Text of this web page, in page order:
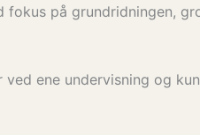
fokus på grundridningen,
ene undervisning og